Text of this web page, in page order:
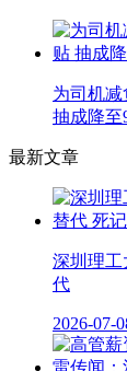
为司机
抽成降至
最新文章
深圳理
代
2026-07-